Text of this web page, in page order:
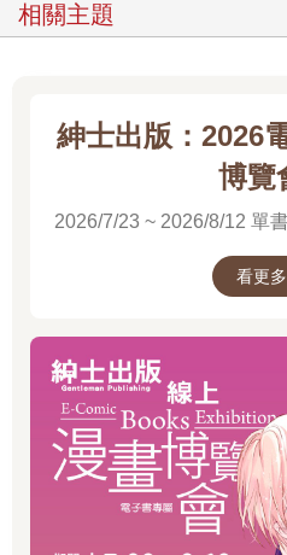
相關主題
紳士出版：2026
博覽
2026/7/23 ~ 2026/8/12 單
看更多